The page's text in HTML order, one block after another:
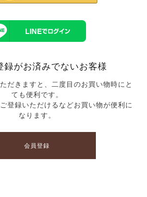
録がお済みでないお客様
だきますと、二度目のお買い物時にと
ても便利です。
登録いただけるなどお買い物が便利に
なります。
会員登録